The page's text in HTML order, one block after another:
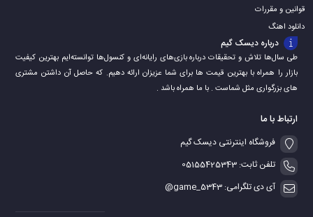
قوانین و مقررات
دانلود اهنگ
درباره دیسک گیم
طی سال‌ها تلاش و تحقیقات درباره بازی‌های رایانه‌ای و کنسول‌ها توانسته‌ایم بهترین کیفیت
بازار را همراه با بهترین قیمت ها برای شما عزیزان ارائه دهیم. که حاصل آن داشتن مشتری
های بزرگواری مثل شماست . با ما همراه باشد .
ارتباط با ما
فروشگاه اینترنتی دیسک گیم
تلفن ثابت: 05155425343
آی دی تلگرامی: game_5343@